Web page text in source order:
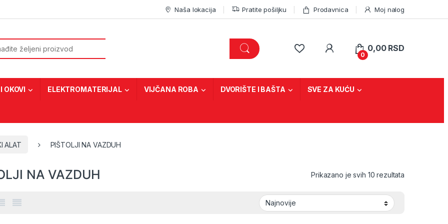
Naša lokacija Pratite pošiljku Prodavnica Moj nalog
0
0,00 RSD
OKOVI ELEKTROMATERIJAL VIJČANA ROBA DVORIŠTE I BAŠTA SVE ZA KUĆU
ALAT PIŠTOLJI NA VAZDUH
NA VAZDUH Prikazano je svih 10 rezultata